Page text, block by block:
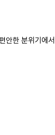
한 분위기에